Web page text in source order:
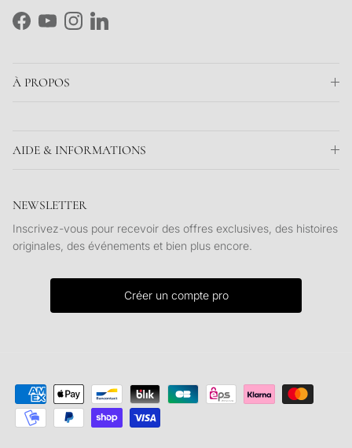
Facebook
YouTubeInstagramLinkedIn
À PROPOS
AIDE & INFORMATIONS
NEWSLETTER
Inscrivez-vous pour recevoir des offres exclusives, des histoires
originales, des événements et bien plus encore.
Créer un compte pro